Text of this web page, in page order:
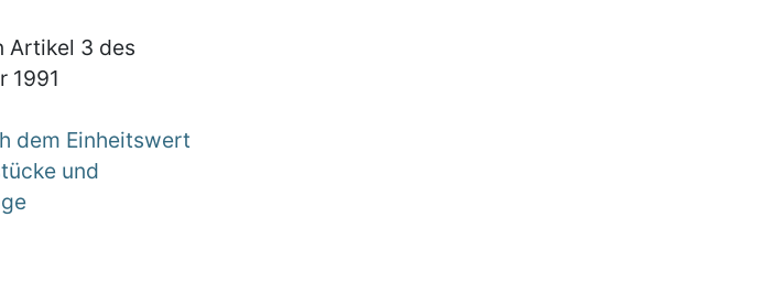
Artikel 3 des
1991
dem Einheitswert
und